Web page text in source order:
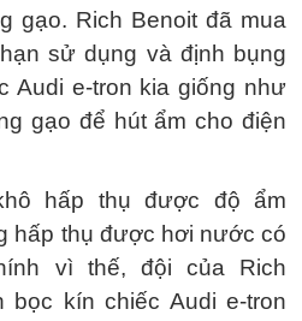
gạo. Rich Benoit đã mua
sử dụng và định bụng
Audi e-tron kia giống như
gạo để hút ẩm cho điện
hấp thụ được độ ẩm
hấp thụ được hơi nước có
vì thế, đội của Rich
bọc kín chiếc Audi e-tron